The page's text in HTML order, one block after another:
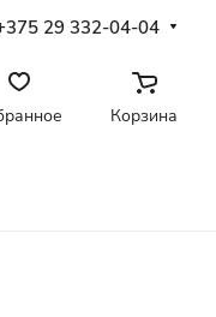
29 332-04-04
Корзина